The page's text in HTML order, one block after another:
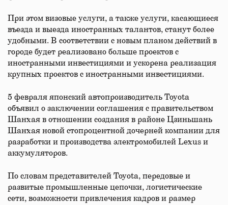
При этом визовые услуги, а также услуги, касающиеся
въезда и выезда иностранных талантов, станут более
удобными. В соответствии с новым планом действий в
городе будет реализовано больше проектов с
иностранными инвестициями и ускорена реализация
крупных проектов с иностранными инвестициями.
5 февраля японский автопроизводитель Toyota
объявил о заключении соглашения с правительством
Шанхая в отношении создания в районе Цзиньшань
Шанхая новой стопроцентной дочерней компании для
разработки и производства электромобилей Lexus и
аккумуляторов.
По словам представителей Toyota, передовые и
развитые промышленные цепочки, логистические
сети, возможности привлечения кадров и размер